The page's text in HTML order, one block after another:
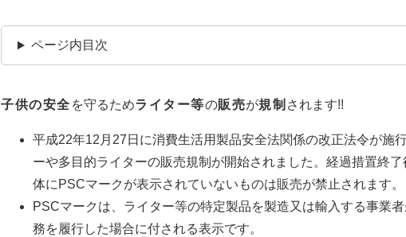
ページ内目次
子供の安全 を守るためライター等の販売が規制 されます!!
平成22年12月27日に消費生活用製品安全法関係の改正法令が施
ーや多目的ライターの販売規制が開始されました。経過措置終
体にPSCマークが表示されていないものは販売が禁止されます。
PSCマークは、ライター等の特定製品を製造又は輸入する事業
務を履行した場合に付される表示です。